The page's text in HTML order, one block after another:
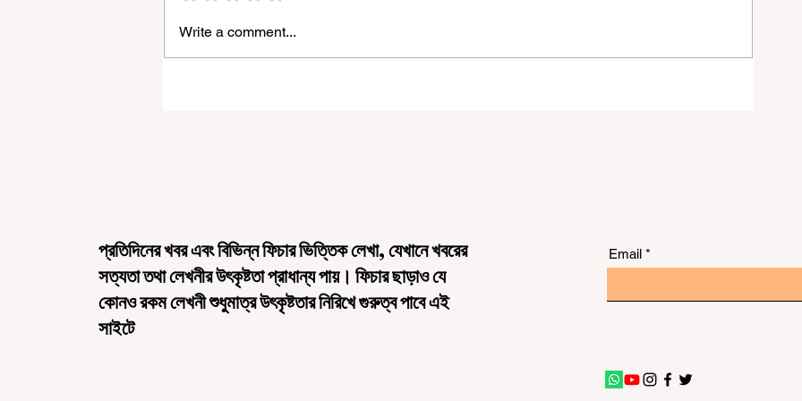
“জেন-জি রা দেশবিরোধী নয়, আমি তাদের সম্পূর্ণ
বিশ্বাস করি", বললেন মোহন ভাগবত
Write a comment...
প্রতিদিনের খবর এবং বিভিন্ন ফিচার ভিত্তিক লেখা, যেখানে খবরের
সত্যতা তথা লেখনীর উৎকৃষ্টতা প্রাধান্য পায়। ফিচার ছাড়াও যে
কোনও রকম লেখনী শুধুমাত্র উৎকৃষ্টতার নিরিখে গুরুত্ব পাবে এই
সাইটে
Email